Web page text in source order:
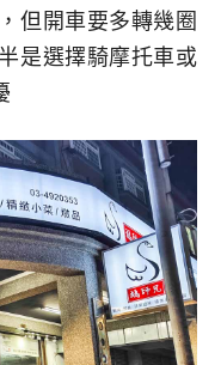
但開車要多轉幾圈
是選擇騎摩托車或